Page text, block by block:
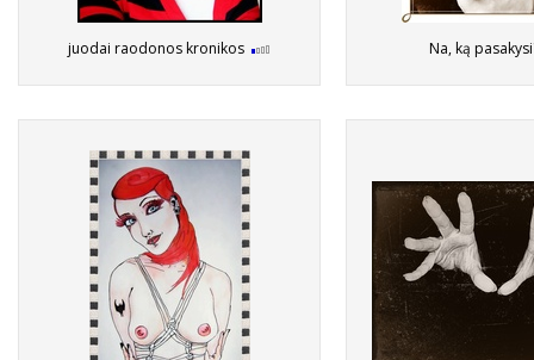
juodai raodonos kronikos Na, ką